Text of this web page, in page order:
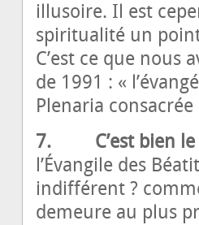
illusoire. Il est
spiritualité un point
C’est ce que nous
de 1991 : «
Plenaria
7. C’est bien le
l’Évangile des
indifférent ?
demeure au plus